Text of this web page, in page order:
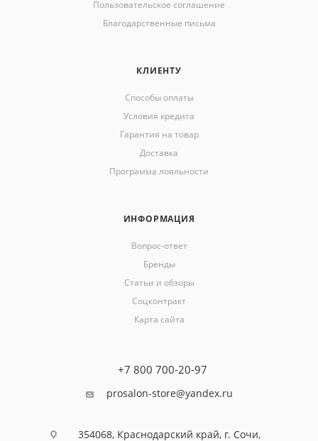
Пользовательское соглашение
Благодарственные письма
КЛИЕНТУ
Способы оплаты
Условия кредита
Гарантия на товар
Доставка
Программа лояльности
ИНФОРМАЦИЯ
Вопрос-ответ
Бренды
Статьи и обзоры
Соцконтракт
Карта сайта
+7 800 700-20-97
prosalon-store@yandex.ru
354068, Краснодарский край, г. Сочи,